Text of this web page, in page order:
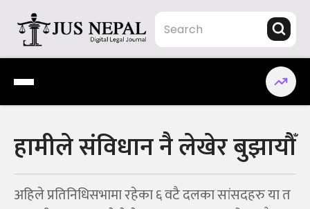
content
Jus Nepal | www.jusnepal.com
Digital Legal Journal
हामीले संविधान नै लेखेर बुझायौँ
अहिले प्रतिनिधिसभामा रहेका ६ वटै दलका सांसदहरु या त